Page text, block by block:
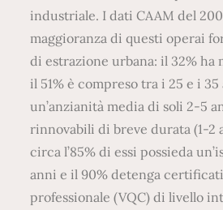
industriale. I dati CAAM del
maggioranza di questi operai
di estrazione urbana: il 32% ha
il 51% è compreso tra i 25 e i
un’anzianità media di soli 2-5
rinnovabili di breve durata (1-2
circa l’85% di essi possieda
anni e il 90% detenga
professionale (VQC) di livello